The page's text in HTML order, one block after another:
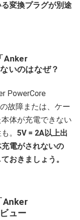
変換プラグが別途
Anker
いのはなぜ？
PowerCore
故障または、ケー
体が充電できない
。 5V = 2A以上出
電がされないの
おきましょう。
Anker
ュー